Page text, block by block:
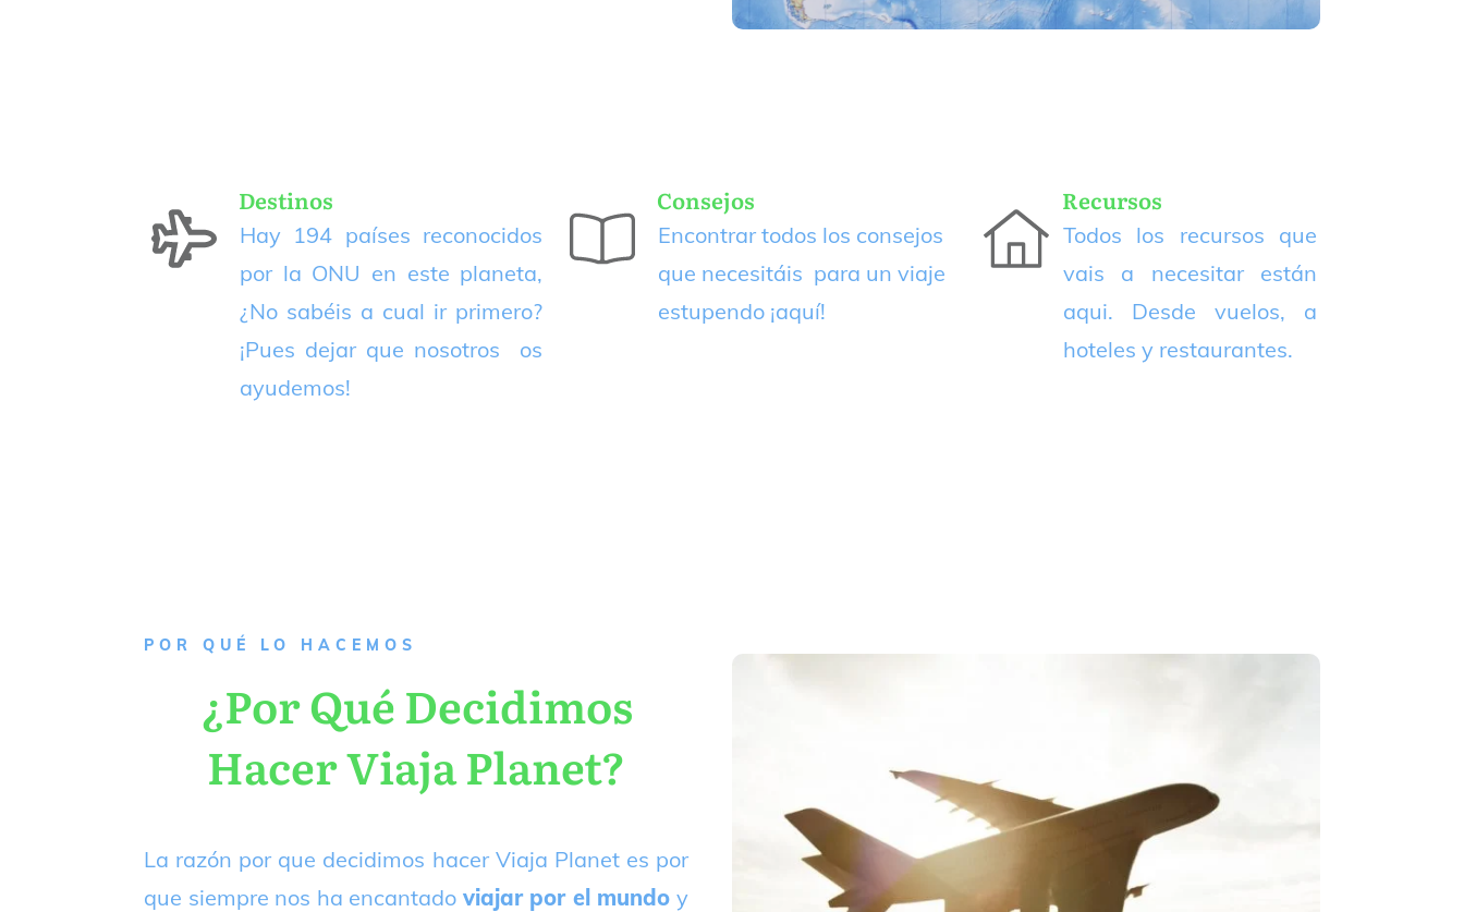
Destinos
Hay 194 países reconocidos
por la ONU en este planeta,
¿No sabéis a cual ir primero?
¡Pues dejar que nosotros os
ayudemos!
Consejos
Encontrar todos los consejos
que necesitáis para un viaje
estupendo ¡aquí!
Recursos
Todos los recursos que
vais a necesitar están
aqui. Desde vuelos, a
hoteles y restaurantes.
P OR QUÉ LO HACEMOS
¿Por Qué Decidimos
Hacer Viaja Planet?
La razón por que decidimos hacer Viaja Planet es por
que siempre nos ha encantado viajar por el mundo y